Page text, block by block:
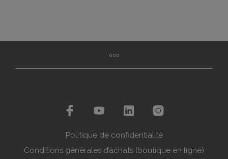
Politique de confidentialité
Conditions générales d’achats (boutique en ligne)